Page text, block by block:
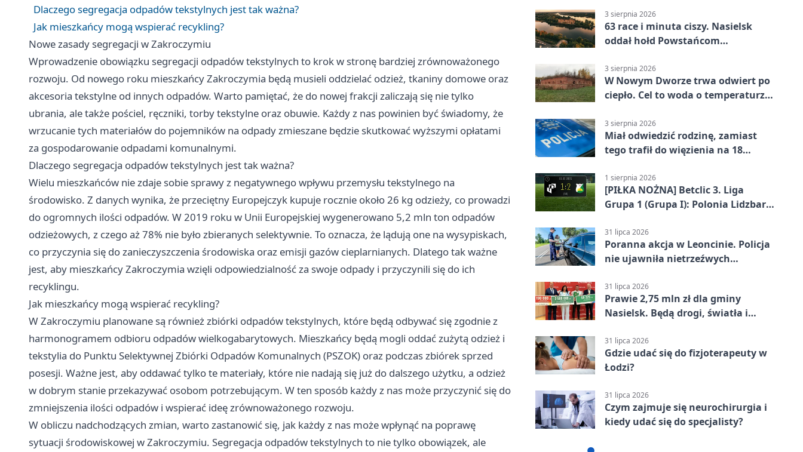
Dlaczego segregacja odpadów tekstylnych jest tak ważna?
Jak mieszkańcy mogą wspierać recykling?
Nowe zasady segregacji w Zakroczymiu
Wprowadzenie obowiązku segregacji odpadów tekstylnych to krok w stronę bardziej zrównoważonego
rozwoju. Od nowego roku mieszkańcy Zakroczymia będą musieli oddzielać odzież, tkaniny domowe oraz
akcesoria tekstylne od innych odpadów. Warto pamiętać, że do nowej frakcji zaliczają się nie tylko
ubrania, ale także pościel, ręczniki, torby tekstylne oraz obuwie. Każdy z nas powinien być świadomy, że
wrzucanie tych materiałów do pojemników na odpady zmieszane będzie skutkować wyższymi opłatami
za gospodarowanie odpadami komunalnymi.
Dlaczego segregacja odpadów tekstylnych jest tak ważna?
Wielu mieszkańców nie zdaje sobie sprawy z negatywnego wpływu przemysłu tekstylnego na
środowisko. Z danych wynika, że przeciętny Europejczyk kupuje rocznie około 26 kg odzieży, co prowadzi
do ogromnych ilości odpadów. W 2019 roku w Unii Europejskiej wygenerowano 5,2 mln ton odpadów
odzieżowych, z czego aż 78% nie było zbieranych selektywnie. To oznacza, że lądują one na wysypiskach,
co przyczynia się do zanieczyszczenia środowiska oraz emisji gazów cieplarnianych. Dlatego tak ważne
jest, aby mieszkańcy Zakroczymia wzięli odpowiedzialność za swoje odpady i przyczynili się do ich
recyklingu.
Jak mieszkańcy mogą wspierać recykling?
W Zakroczymiu planowane są również zbiórki odpadów tekstylnych, które będą odbywać się zgodnie z
harmonogramem odbioru odpadów wielkogabarytowych. Mieszkańcy będą mogli oddać zużytą odzież i
tekstylia do Punktu Selektywnej Zbiórki Odpadów Komunalnych (PSZOK) oraz podczas zbiórek sprzed
posesji. Ważne jest, aby oddawać tylko te materiały, które nie nadają się już do dalszego użytku, a odzież
w dobrym stanie przekazywać osobom potrzebującym. W ten sposób każdy z nas może przyczynić się do
zmniejszenia ilości odpadów i wspierać ideę zrównoważonego rozwoju.
W obliczu nadchodzących zmian, warto zastanowić się, jak każdy z nas może wpłynąć na poprawę
sytuacji środowiskowej w Zakroczymiu. Segregacja odpadów tekstylnych to nie tylko obowiązek, ale
3 sierpnia 2026
63 race i minuta ciszy. Nasielsk
oddał hołd Powstańcom
3 sierpnia 2026
W Nowym Dworze trwa odwiert po
ciepło. Cel to woda o temperaturze
3 sierpnia 2026
Miał odwiedzić rodzinę, zamiast
tego trafił do więzienia na 18
1 sierpnia 2026
[PIŁKA NOŻNA] Betclic 3. Liga
Grupa 1 (Grupa I): Polonia Lidzbark
Mazowiecki 1:2
31 lipca 2026
Poranna akcja w Leoncinie. Policja
nie ujawniła nietrzeźwych
31 lipca 2026
Prawie 2,75 mln zł dla gminy
Nasielsk. Będą drogi, światła i
31 lipca 2026
Gdzie udać się do fizjoterapeuty w
Łodzi?
31 lipca 2026
Czym zajmuje się neurochirurgia i
kiedy udać się do specjalisty?